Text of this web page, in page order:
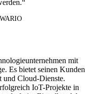
mit
Es bietet seinen Kunden
und Cloud-Dienste.
IoT-Projekte in